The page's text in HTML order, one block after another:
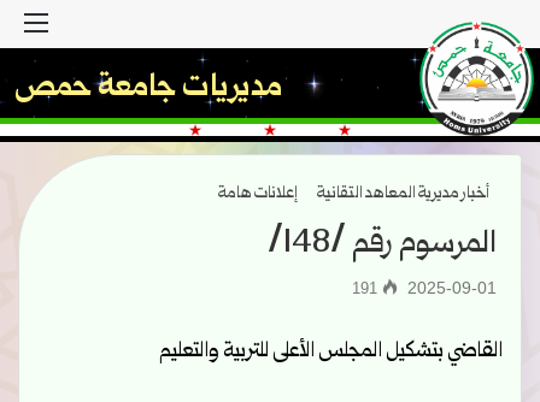
مديريات جامعة حمص
أخبار مديرية المعاهد التقانية إعلانات هامة
المرسوم رقم /148/
2025-09-01
القاضي بتشكيل المجلس الأعلى للتربية والتعليم